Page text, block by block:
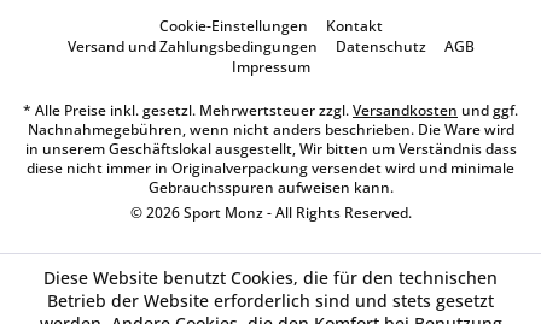
Cookie-Einstellungen
Kontakt
Versand und Zahlungsbedingungen
Datenschutz
AGB
Impressum
* Alle Preise inkl. gesetzl. Mehrwertsteuer zzgl.Versandkosten und ggf.
Nachnahmegebühren, wenn nicht anders beschrieben. Die Ware wird
in unserem Geschäftslokal ausgestellt, Wir bitten um Verständnis dass
diese nicht immer in Originalverpackung versendet wird und minimale
Gebrauchsspuren aufweisen kann.
© 2026 Sport Monz - All Rights Reserved.
Diese Website benutzt Cookies, die für den technischen
Betrieb der Website erforderlich sind und stets gesetzt